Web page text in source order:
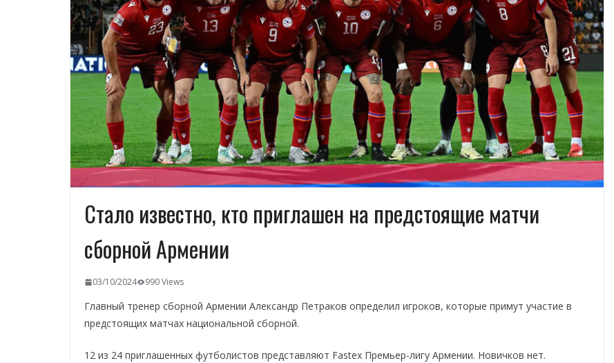
Стало известно, кто приглашен на предстоящие матчи
сборной Армении
03/10/2024 990 Views
Главный тренер сборной Армении Александр Петраков определил игроков, которые примут участие в
предстоящих матчах национальной сборной.
12 из 24 приглашенных футболистов представляют Fastex Премьер-лигу Армении. Новичков нет.